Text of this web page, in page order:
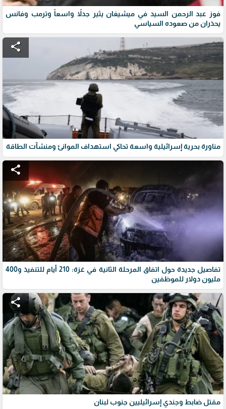
فوز عبد الرحمن السيد في ميشيغان يثير جدلاً واسعاً وترمب وفانس
يحذران من صعوده السياسي
share
مناورة بحرية إسرائيلية واسعة تحاكي استهداف الموانئ ومنشآت الطاقة
share
تفاصيل جديدة حول اتفاق المرحلة الثانية في غزة: 210 أيام للتنفيذ و400
مليون دولار للموظفين
share
مقتل ضابط وجندي إسرائيليين جنوب لبنان